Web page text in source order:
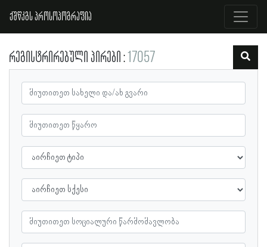
ქშწკგს პროსოპოგრაფია
რეგისტრირებული პირები 17057